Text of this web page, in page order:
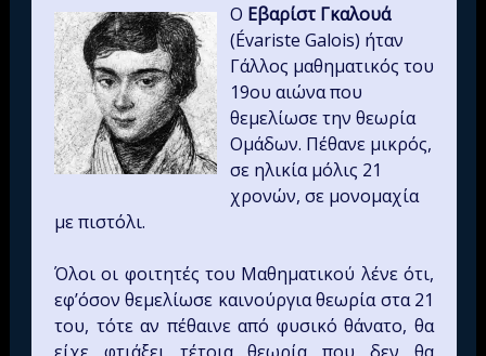
Ο Εβαρίστ Γκαλουά
(Évariste Galois) ήταν
Γάλλος μαθηματικός του
19ου αιώνα που
θεμελίωσε την θεωρία
Ομάδων. Πέθανε μικρός,
σε ηλικία μόλις 21
χρονών, σε μονομαχία
με πιστόλι.
Όλοι οι φοιτητές του Μαθηματικού λένε ότι,
εφ’όσον θεμελίωσε καινούργια θεωρία στα 21
του, τότε αν πέθαινε από φυσικό θάνατο, θα
είχε φτιάξει τέτοια θεωρία που δεν θα